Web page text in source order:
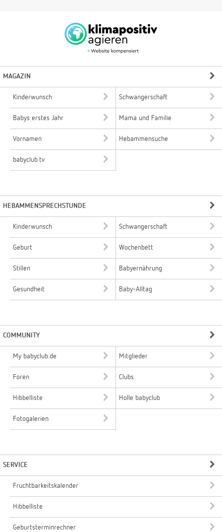
MAGAZIN
Kinderwunsch Schwangerschaft
Babys erstes Jahr Mama und Familie
Vornamen Hebammensuche
babyclub.tv
HEBAMMENSPRECHSTUNDE
Kinderwunsch Schwangerschaft
Geburt Wochenbett
Stillen Babyernährung
Gesundheit Baby-Alltag
COMMUNITY
My babyclub.de Mitglieder
Foren Clubs
Hibbelliste Holle babyclub
Fotogalerien
SERVICE
Fruchtbarkeitskalender
Hibbelliste
Geburtsterminrechner